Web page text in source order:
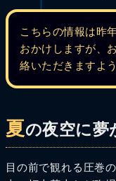
こちらの情報は昨
おかけしますが、
絡いただきますよ
夏の夜空に夢
目の前で観れる圧巻